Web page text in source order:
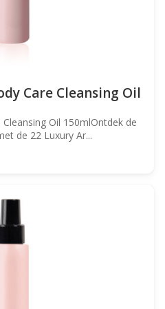
Care Cleansing Oil
Oil 150mlOntdek de
de 22 Luxury Ar...